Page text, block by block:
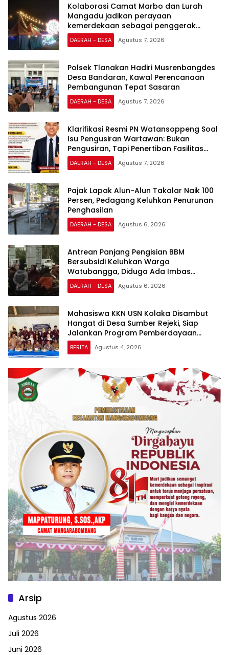
Kolaborasi Camat Marbo dan Lurah
Mangadu jadikan perayaan
kemerdekaan sebagai penggerak
ekonomi lokal
DAERAH - DESA Agustus 7, 2026
Polsek Tlanakan Hadiri Musrenbangdes
Desa Bandaran, Kawal Perencanaan
Pembangunan Tepat Sasaran
DAERAH - DESA Agustus 7, 2026
Klarifikasi Resmi PN Watansoppeng Soal
Isu Pengusiran Wartawan: Bukan
Pengusiran, Tapi Penertiban Fasilitas
PTSP
DAERAH - DESA Agustus 7, 2026
Pajak Lapak Alun-Alun Takalar Naik 100
Persen, Pedagang Keluhkan Penurunan
Penghasilan
DAERAH - DESA Agustus 6, 2026
Antrean Panjang Pengisian BBM
Bersubsidi Keluhkan Warga
Watubangga, Diduga Ada Imbas
Kendaraan Bertangki Modifikasi
DAERAH - DESA Agustus 6, 2026
Mahasiswa KKN USN Kolaka Disambut
Hangat di Desa Sumber Rejeki, Siap
Jalankan Program Pemberdayaan
Masyarakat
BERITA Agustus 4, 2026
Arsip
Agustus 2026
Juli 2026
Juni 2026